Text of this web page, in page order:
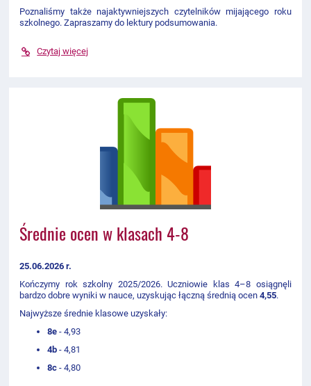
Poznaliśmy także najaktywniejszych czytelników mijającego roku
szkolnego. Zapraszamy do lektury podsumowania.
Czytaj więcej
Średnie ocen w klasach 4-8
25.06.2026 r.
Kończymy rok szkolny 2025/2026. Uczniowie klas 4–8 osiągnęli
bardzo dobre wyniki w nauce, uzyskując łączną średnią ocen4,55.
Najwyższe średnie klasowe uzyskały:
8e - 4,93
4b- 4,81
8c- 4,80